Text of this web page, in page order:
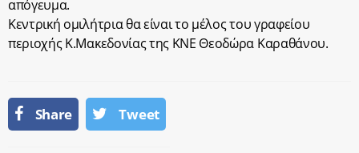
απόγευμα.
Κεντρική ομιλήτρια θα είναι το μέλος του γραφείου
περιοχής Κ.Μακεδονίας της ΚΝΕ Θεοδώρα Καραθάνου.
Share Tweet